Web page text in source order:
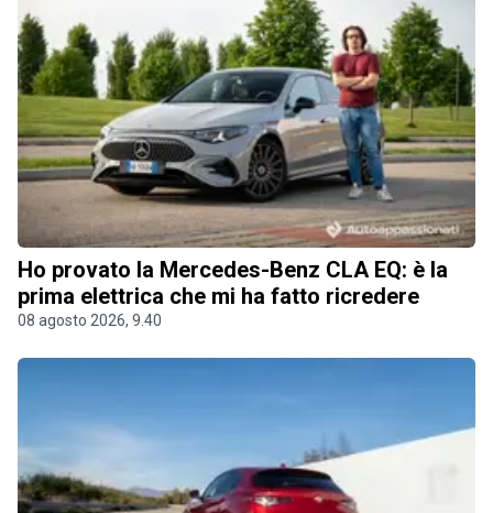
Ho provato la Mercedes-Benz CLA EQ: è la
prima elettrica che mi ha fatto ricredere
08 agosto 2026, 9.40